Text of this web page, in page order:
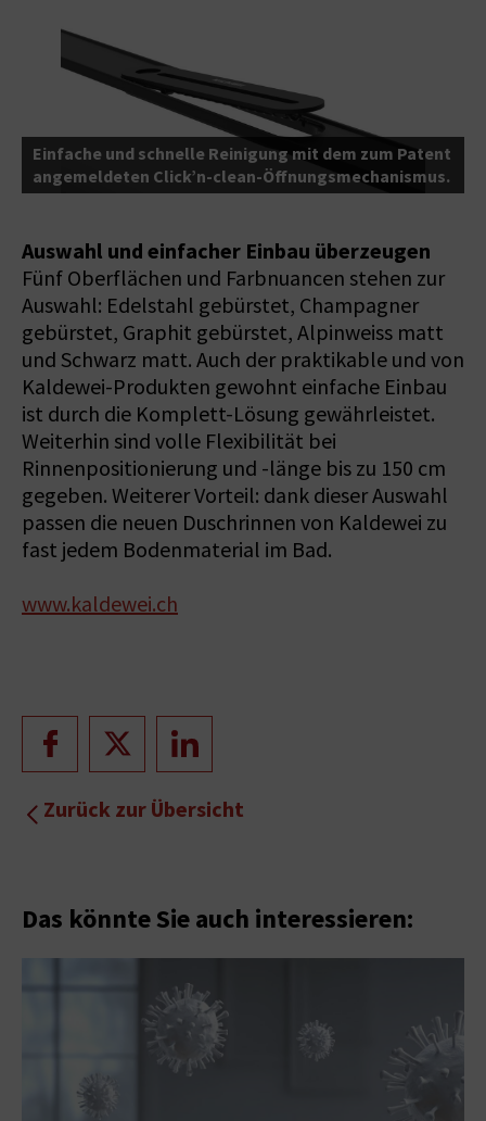
Einfache und schnelle Reinigung mit dem zum Patent
angemeldeten Click’n-clean-Öffnungsmechanismus.
Auswahl und einfacher Einbau überzeugen
Fünf Oberflächen und Farbnuancen stehen zur
Auswahl: Edelstahl gebürstet, Champagner
gebürstet, Graphit gebürstet, Alpinweiss matt
und Schwarz matt. Auch der praktikable und von
Kaldewei-Produkten gewohnt einfache Einbau
ist durch die Komplett-Lösung gewährleistet.
Weiterhin sind volle Flexibilität bei
Rinnenpositionierung und -länge bis zu 150 cm
gegeben. Weiterer Vorteil: dank dieser Auswahl
passen die neuen Duschrinnen von Kaldewei zu
fast jedem Bodenmaterial im Bad.
www.kaldewei.ch
Zurück zur Übersicht
Das könnte Sie auch interessieren: